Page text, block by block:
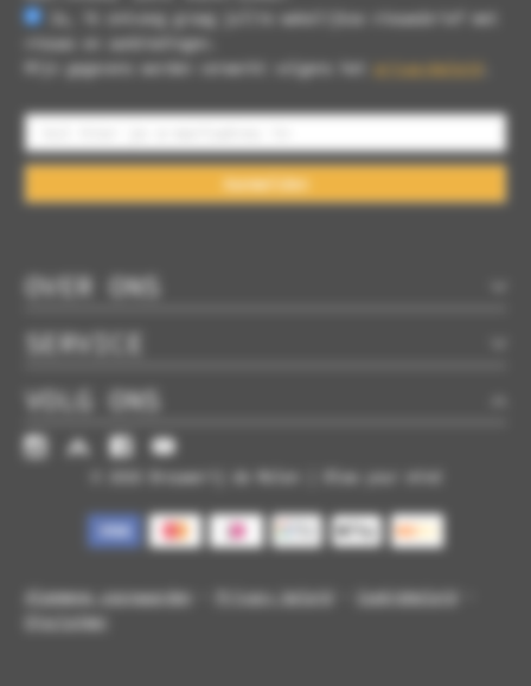
Ja, ik ontvang graag jullie wekelijkse nieuwsbrief met
nieuws en aanbiedingen.
Mijn gegevens worden verwerkt volgens het
privacybeleid
Aanmelden
OVER ONS
SERVICE
VOLG ONS
© 2026 Brouwerij de Molen | Blow your mind
Algemene voorwaarden Privacy beleid Cookiebeleid
Disclaimer